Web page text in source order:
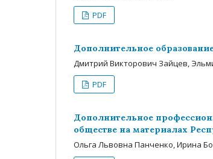
PDF
Дополнительное
Дмитрий Викторович Зайцев,
PDF
Дополнительное
обществе на материалах
Ольга Львовна Панченко, Ирина